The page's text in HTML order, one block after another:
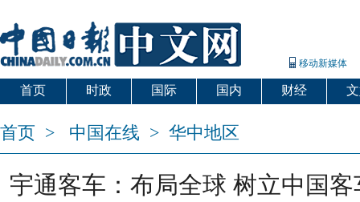
移动新媒体
首页 时政 国际 国内 财经
首页 > 中国在线 > 华中地区
宇通客车：布局全球 树立中国